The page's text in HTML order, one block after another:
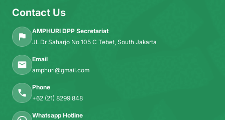
Contact Us
AMPHURI DPP Secretariat
Jl. Dr Saharjo No 105 C Tebet, South Jakarta
Email
amphuri@gmail.com
Phone
+62 (21) 8299 848
Whatsapp Hotline